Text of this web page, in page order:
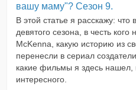
вашу маму"? Сезон 9.
В этой статье я расскажу: что
девятого сезона, в честь кого
McKenna, какую историю из
перенесли в сериал
какие фильмы я здесь нашел,
интересного.